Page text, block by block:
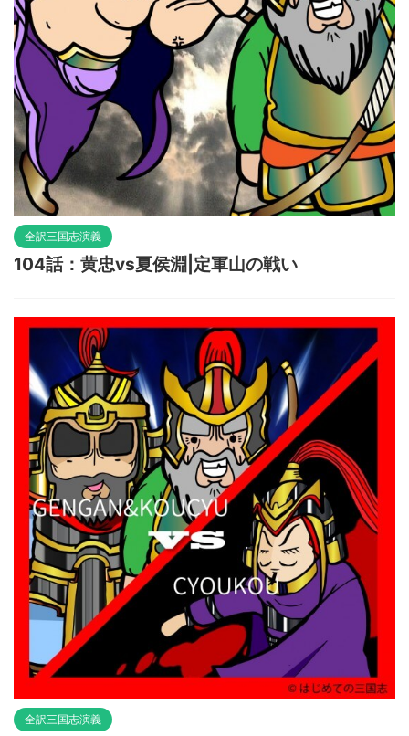
全訳三国志演義
104話：黄忠vs夏侯淵|定軍山の戦い
全訳三国志演義